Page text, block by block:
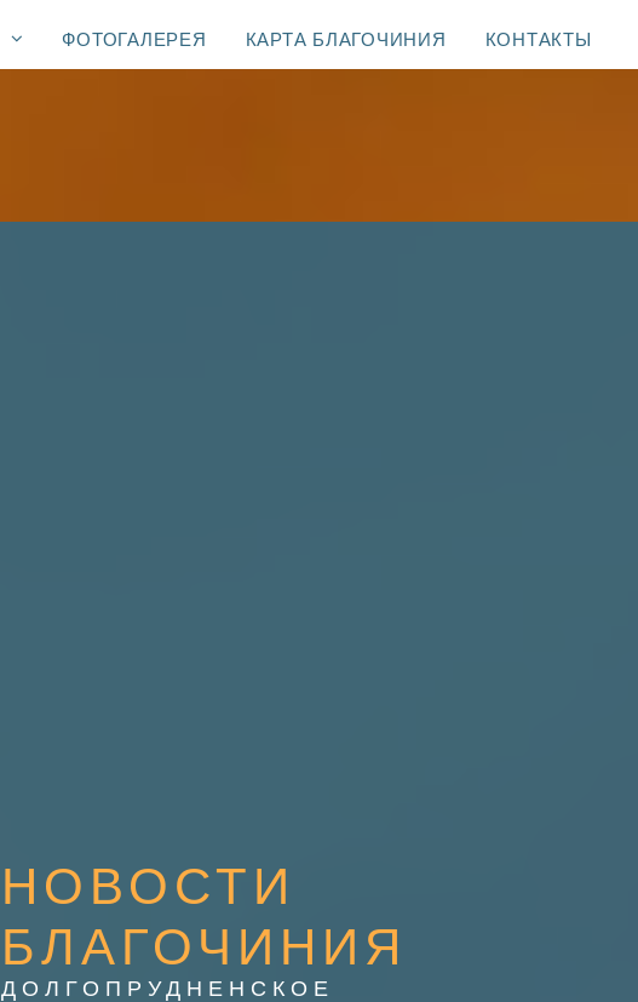
ФОТОГАЛЕРЕЯ КАРТА БЛАГОЧИНИЯ КОНТАКТЫ
НОВОСТИ
БЛАГОЧИНИЯ
ДОЛГОПРУДНЕНСКОЕ